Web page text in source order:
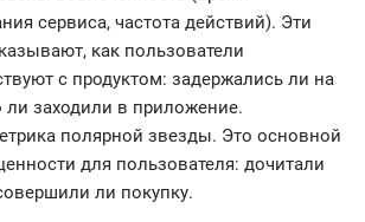
сервиса, частота действий). Эти
как пользователи
с продуктом: задержались ли на
ли заходили в приложение.
полярной звезды. Это основной
для пользователя: дочитали
ли покупку.